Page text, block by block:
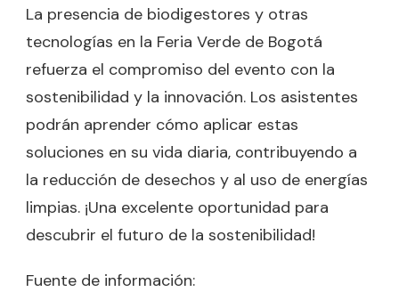
La presencia de biodigestores y otras
tecnologías en la Feria Verde de Bogotá
refuerza el compromiso del evento con la
sostenibilidad y la innovación. Los asistentes
podrán aprender cómo aplicar estas
soluciones en su vida diaria, contribuyendo a
la reducción de desechos y al uso de energías
limpias. ¡Una excelente oportunidad para
descubrir el futuro de la sostenibilidad!
Fuente de información: